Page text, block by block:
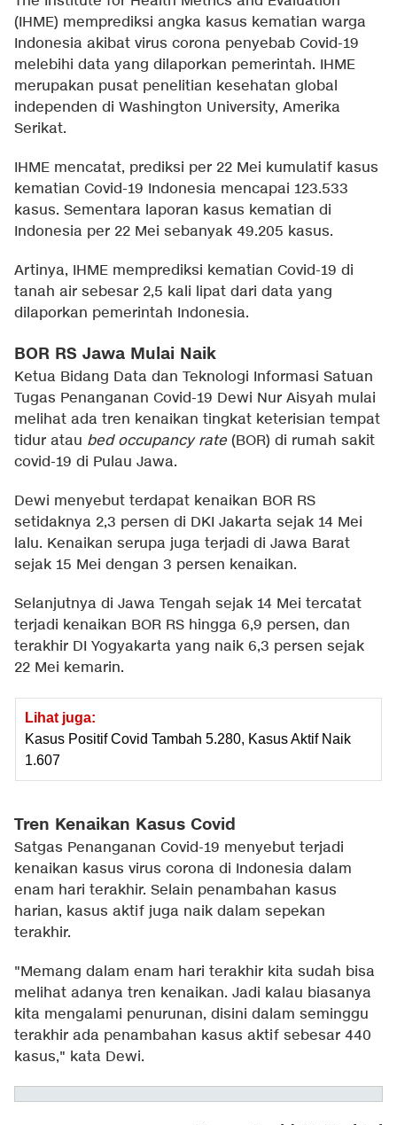
(IHME) memprediksi angka kasus kematian warga
Indonesia akibat virus corona penyebab Covid-19
melebihi data yang dilaporkan pemerintah. IHME
merupakan pusat penelitian kesehatan global
independen di Washington University, Amerika
Serikat.
IHME mencatat, prediksi per 22 Mei kumulatif kasus
kematian Covid-19 Indonesia mencapai 123.533
kasus. Sementara laporan kasus kematian di
Indonesia per 22 Mei sebanyak 49.205 kasus.
Artinya, IHME memprediksi kematian Covid-19 di
tanah air sebesar 2,5 kali lipat dari data yang
dilaporkan pemerintah Indonesia.
BOR RS Jawa Mulai Naik
Ketua Bidang Data dan Teknologi Informasi Satuan
Tugas Penanganan Covid-19 Dewi Nur Aisyah mulai
melihat ada tren kenaikan tingkat keterisian tempat
tidur atau bed occupancy rate (BOR) di rumah sakit
covid-19 di Pulau Jawa.
Dewi menyebut terdapat kenaikan BOR RS
setidaknya 2,3 persen di DKI Jakarta sejak 14 Mei
lalu. Kenaikan serupa juga terjadi di Jawa Barat
sejak 15 Mei dengan 3 persen kenaikan.
Selanjutnya di Jawa Tengah sejak 14 Mei tercatat
terjadi kenaikan BOR RS hingga 6,9 persen, dan
terakhir DI Yogyakarta yang naik 6,3 persen sejak
22 Mei kemarin.
Lihat juga:
Kasus Positif Covid Tambah 5.280, Kasus Aktif Naik
1.607
Tren Kenaikan Kasus Covid
Satgas Penanganan Covid-19 menyebut terjadi
kenaikan kasus virus corona di Indonesia dalam
enam hari terakhir. Selain penambahan kasus
harian, kasus aktif juga naik dalam sepekan
terakhir.
"Memang dalam enam hari terakhir kita sudah bisa
melihat adanya tren kenaikan. Jadi kalau biasanya
kita mengalami penurunan, disini dalam seminggu
terakhir ada penambahan kasus aktif sebesar 440
kasus," kata Dewi.